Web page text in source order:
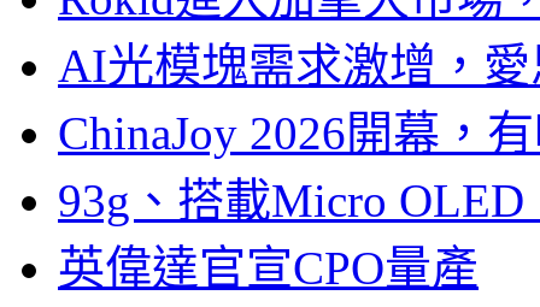
AI光模塊需求激增，
ChinaJoy 2026開幕，
93g、搭載Micro
英偉達官宣CPO量產